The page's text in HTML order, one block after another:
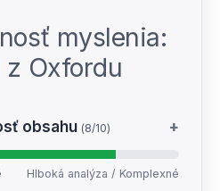
myslenia:
z Oxfordu
obsahu (8/10) +
Hlboká analýza / Komplexné